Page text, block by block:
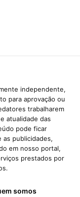
independente,
para aprovação ou
trabalharem
atualidade das
pode ficar
as publicidades,
em nosso portal,
prestados por
somos